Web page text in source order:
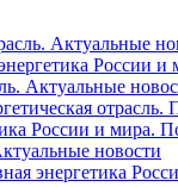
Актуальные
России
Актуальные
отрасль.
России и мира.
новости
энергетика